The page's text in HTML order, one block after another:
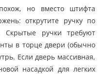
но вместо штифта
открутите ручку по
Скрытые ручки требуют
в торце двери (обычно
Если дверь массивная,
насадкой для легких